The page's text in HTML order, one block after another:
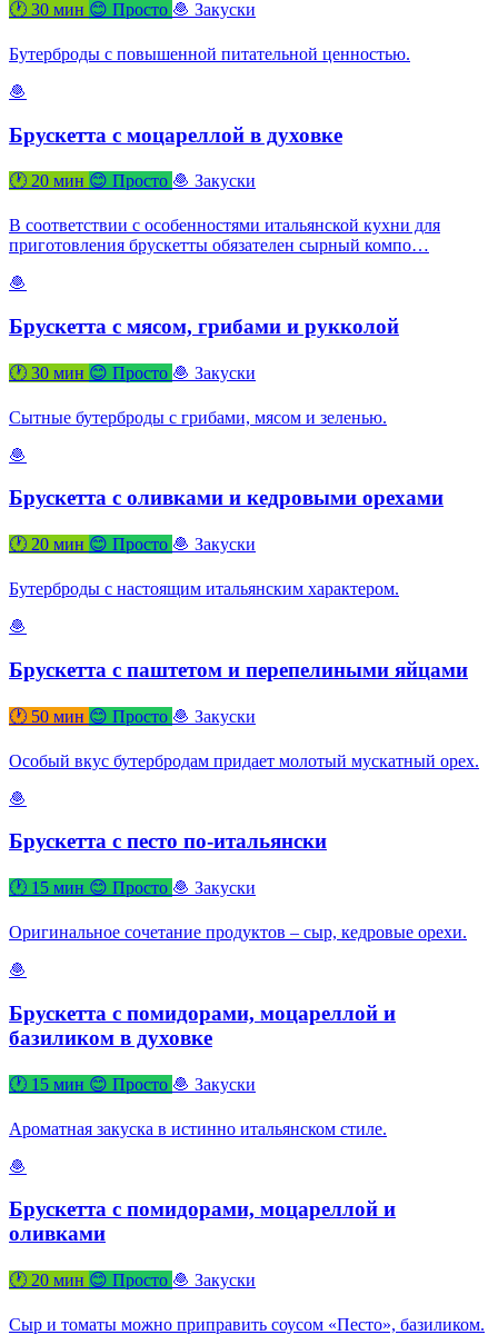
🕐 30 мин 😊 Просто 🧆 Закуски
Бутерброды с повышенной питательной ценностью.
🧆
Брускетта с моцареллой в духовке
🕐 20 мин 😊 Просто 🧆 Закуски
В соответствии с особенностями итальянской кухни для
приготовления брускетты обязателен сырный компо…
🧆
Брускетта с мясом, грибами и рукколой
🕐 30 мин 😊 Просто 🧆 Закуски
Сытные бутерброды с грибами, мясом и зеленью.
🧆
Брускетта с оливками и кедровыми орехами
🕐 20 мин 😊 Просто 🧆 Закуски
Бутерброды с настоящим итальянским характером.
🧆
Брускетта с паштетом и перепелиными яйцами
🕐 50 мин 😊 Просто 🧆 Закуски
Особый вкус бутербродам придает молотый мускатный орех.
🧆
Брускетта с песто по-итальянски
🕐 15 мин 😊 Просто 🧆 Закуски
Оригинальное сочетание продуктов – сыр, кедровые орехи.
🧆
Брускетта с помидорами, моцареллой и
базиликом в духовке
🕐 15 мин 😊 Просто 🧆 Закуски
Ароматная закуска в истинно итальянском стиле.
🧆
Брускетта с помидорами, моцареллой и
оливками
🕐 20 мин 😊 Просто 🧆 Закуски
Сыр и томаты можно приправить соусом «Песто», базиликом.